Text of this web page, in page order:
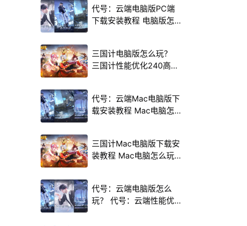
代号：云端电脑版PC端
下载安装教程 电脑版怎
三国计电脑版怎么玩？
三国计性能优化240高帧
代号：云端Mac电脑版下
载安装教程 Mac电脑怎
三国计Mac电脑版下载安
装教程 Mac电脑怎么玩
代号：云端电脑版怎么
玩？ 代号：云端性能优